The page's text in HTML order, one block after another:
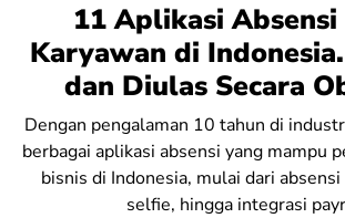
11 Aplikasi
Karyawan di
dan Diulas Secara
Dengan pengalaman 10 tahun di
berbagai aplikasi absensi yang mampu
bisnis di Indonesia, mulai dari absensi
selfie, hingga integrasi